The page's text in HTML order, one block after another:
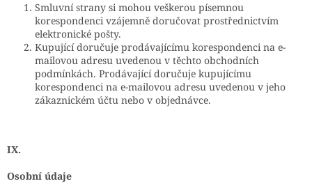
Smluvní strany si mohou veškerou písemnou
korespondenci vzájemně doručovat prostřednictvím
elektronické pošty.
Kupující doručuje prodávajícímu korespondenci na e-
mailovou adresu uvedenou v těchto obchodních
podmínkách. Prodávající doručuje kupujícímu
korespondenci na e-mailovou adresu uvedenou v jeho
zákaznickém účtu nebo v objednávce.
IX.
Osobní údaje